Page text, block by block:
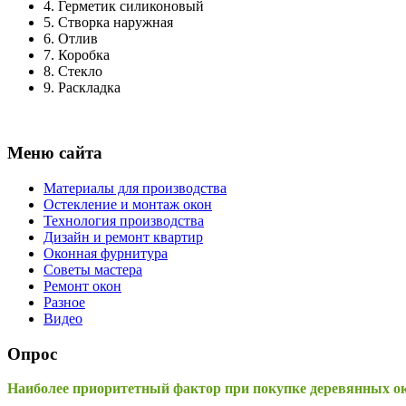
4. Герметик силиконовый
5. Створка наружная
6. Отлив
7. Коробка
8. Стекло
9. Раскладка
Меню сайта
Материалы для производства
Остекление и монтаж окон
Технология производства
Дизайн и ремонт квартир
Оконная фурнитура
Советы мастера
Ремонт окон
Разное
Видео
Опрос
Наиболее приоритетный фактор при покупке деревянных